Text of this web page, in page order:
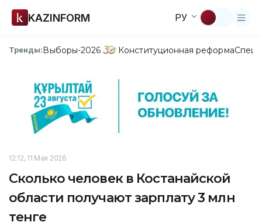
KAZINFORM РУ
Тренды:Выборы-2026 Конституционная реформа
12:12, 11 Мая 2026
Сколько человек в Костанайской
области получают зарплату 3 млн
тенге